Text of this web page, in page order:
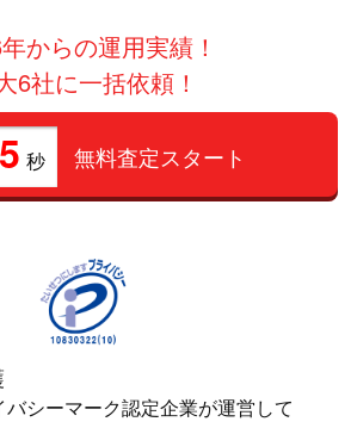
からの運用実績！
6社に一括依頼！
秒 無料査定スタート
シーマーク認定企業が運営して